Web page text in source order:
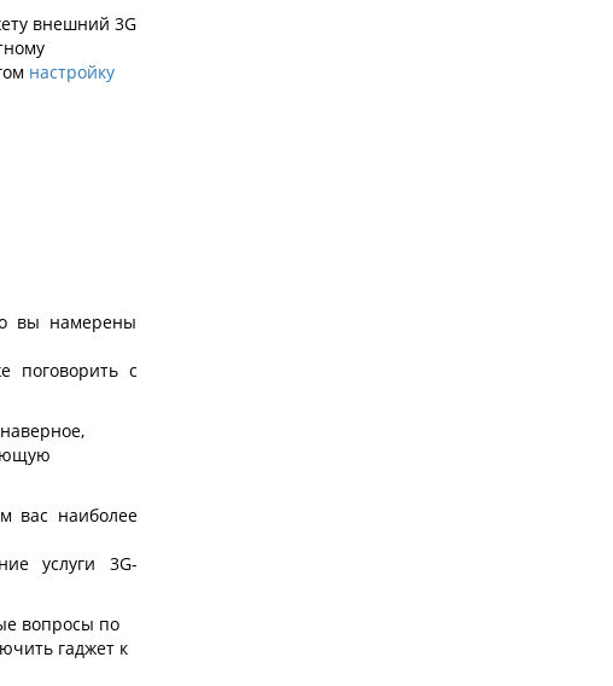
внешний 3G
настройку
вы намерены
поговорить с
вас наиболее
услуги 3G-
вопросы по
гаджет к